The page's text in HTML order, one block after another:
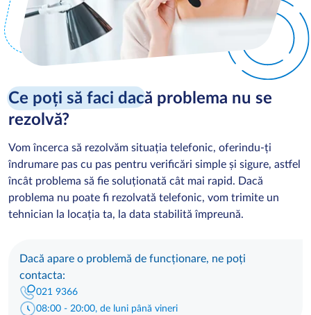
Ce poți să faci dacă problema nu se
rezolvă?
Vom încerca să rezolvăm situația telefonic, oferindu‑ți
îndrumare pas cu pas pentru verificări simple și sigure, astfel
încât problema să fie soluționată cât mai rapid. Dacă
problema nu poate fi rezolvată telefonic, vom trimite un
tehnician la locația ta, la data stabilită împreună.
Dacă apare o problemă de funcționare, ne poți
contacta:
021 9366
08:00 - 20:00, de luni până vineri